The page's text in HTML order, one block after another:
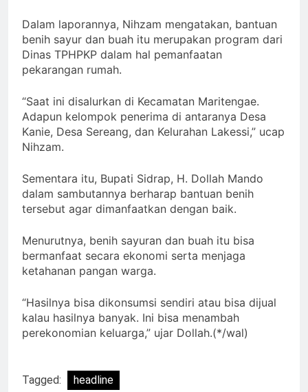
Dalam laporannya, Nihzam mengatakan, bantuan
benih sayur dan buah itu merupakan program dari
Dinas TPHPKP dalam hal pemanfaatan
pekarangan rumah.
“Saat ini disalurkan di Kecamatan Maritengae.
Adapun kelompok penerima di antaranya Desa
Kanie, Desa Sereang, dan Kelurahan Lakessi,” ucap
Nihzam.
Sementara itu, Bupati Sidrap, H. Dollah Mando
dalam sambutannya berharap bantuan benih
tersebut agar dimanfaatkan dengan baik.
Menurutnya, benih sayuran dan buah itu bisa
bermanfaat secara ekonomi serta menjaga
ketahanan pangan warga.
“Hasilnya bisa dikonsumsi sendiri atau bisa dijual
kalau hasilnya banyak. Ini bisa menambah
perekonomian keluarga,” ujar Dollah.(*/wal)
Tagged: headline